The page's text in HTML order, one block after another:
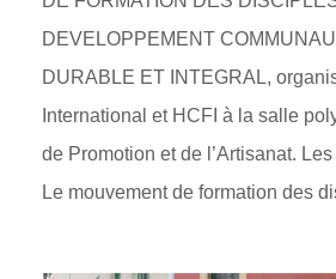
DEVELOPPEMENT
DURABLE ET INTEGRAL,
International et HCFI à la salle
de Promotion et de l’Artisanat.
Le mouvement de formation des